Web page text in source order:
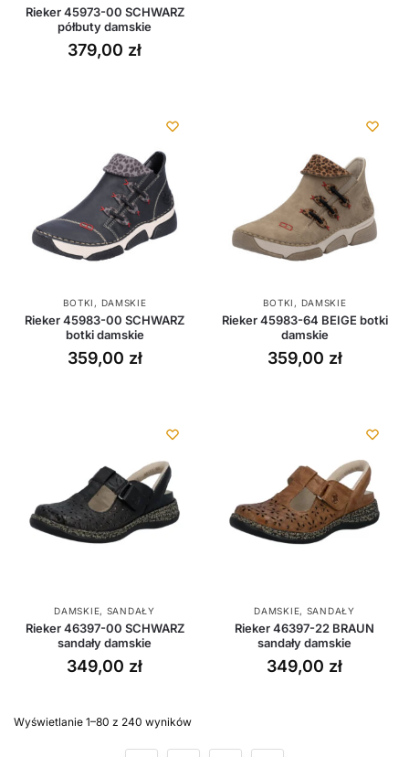
Rieker 45973-00 SCHWARZ
półbuty damskie
379,00 zł
BOTKI , DAMSKIE
Rieker 45983-00 SCHWARZ
botki damskie
359,00 zł
BOTKI , DAMSKIE
Rieker 45983-64 BEIGE botki
damskie
359,00 zł
DAMSKIE, SANDAŁY
Rieker 46397-00 SCHWARZ
sandały damskie
349,00 zł
DAMSKIE, SANDAŁY
Rieker 46397-22 BRAUN
sandały damskie
349,00 zł
Wyświetlanie 1–80 z 240 wyników